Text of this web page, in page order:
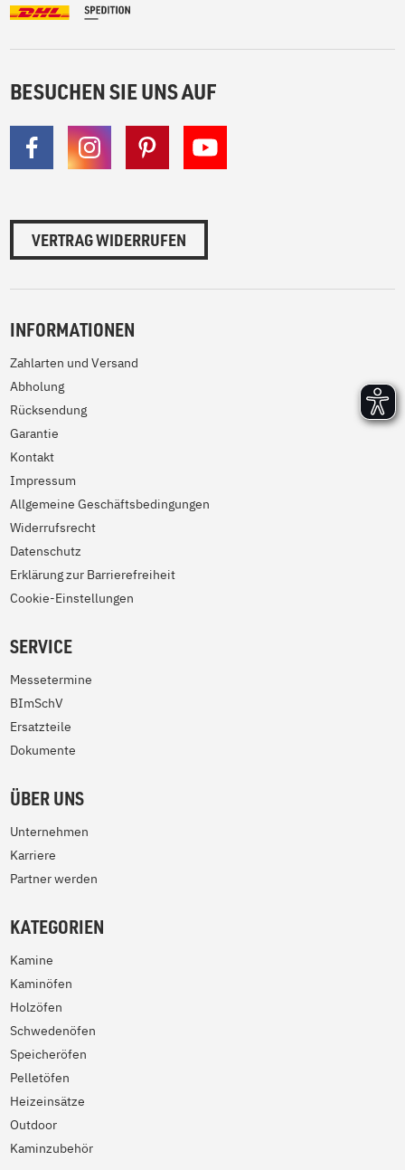
BESUCHEN SIE UNS AUF
VERTRAG WIDERRUFEN
INFORMATIONEN
Zahlarten und Versand
Abholung
Rücksendung
Garantie
Kontakt
Impressum
Allgemeine Geschäftsbedingungen
Widerrufsrecht
Datenschutz
Erklärung zur Barrierefreiheit
Cookie-Einstellungen
SERVICE
Messetermine
BImSchV
Ersatzteile
Dokumente
ÜBER UNS
Unternehmen
Karriere
Partner werden
KATEGORIEN
Kamine
Kaminöfen
Holzöfen
Schwedenöfen
Speicheröfen
Pelletöfen
Heizeinsätze
Outdoor
Kaminzubehör